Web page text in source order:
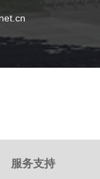
服务支持